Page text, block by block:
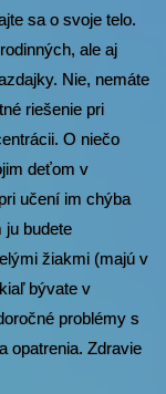
sa o svoje telo.
ale aj
Nie, nemáte
riešenie pri
O niečo
deťom v
učení im chýba
ju budete
žiakmi (majú v
bývate v
problémy s
opatrenia. Zdravie